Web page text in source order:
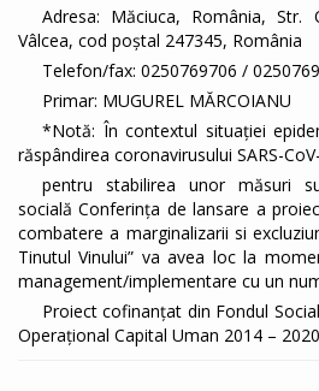
Adresa: Măciuca, România,
Vâlcea, cod poştal 247345, România
Telefon/fax: 0250769706 /
Primar: MUGUREL MĂRCOIANU
*Notă: În contextul situației
răspândirea coronavirusului SARS-
pentru stabilirea unor măsuri
socială Conferința de lansare a
combatere a marginalizarii si
Tinutul Vinului” va avea loc la
management/implementare cu un
Proiect cofinanțat din Fondul
Operațional Capital Uman 2014 – 2020